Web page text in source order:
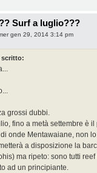
Surf a luglio???
gen 29, 2014 3:14 pm
scritto:
grossi dubbi.
fino a metà settembre è
onde Mentawaiane, non
metterà a disposizione la
ma ripeto: sono tutti
ad un principiante.